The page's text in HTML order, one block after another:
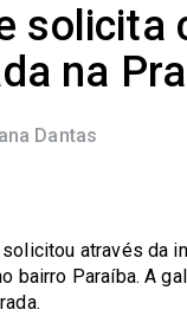
solicita
na
Dantas
através da
bairro Paraíba. A